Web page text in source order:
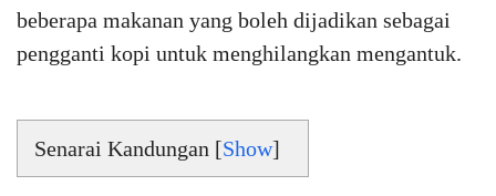
beberapa makanan yang boleh dijadikan sebagai
pengganti kopi untuk menghilangkan mengantuk.
Senarai Kandungan [Show]